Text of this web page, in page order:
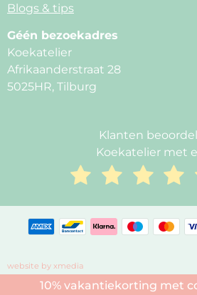
10% vakantiekorting met
Blogs & tips
Géén bezoekadres
Koekatelier
Afrikaanderstraat 28
5025HR, Tilburg
Klanten
Koekatelier met
website by xmedia